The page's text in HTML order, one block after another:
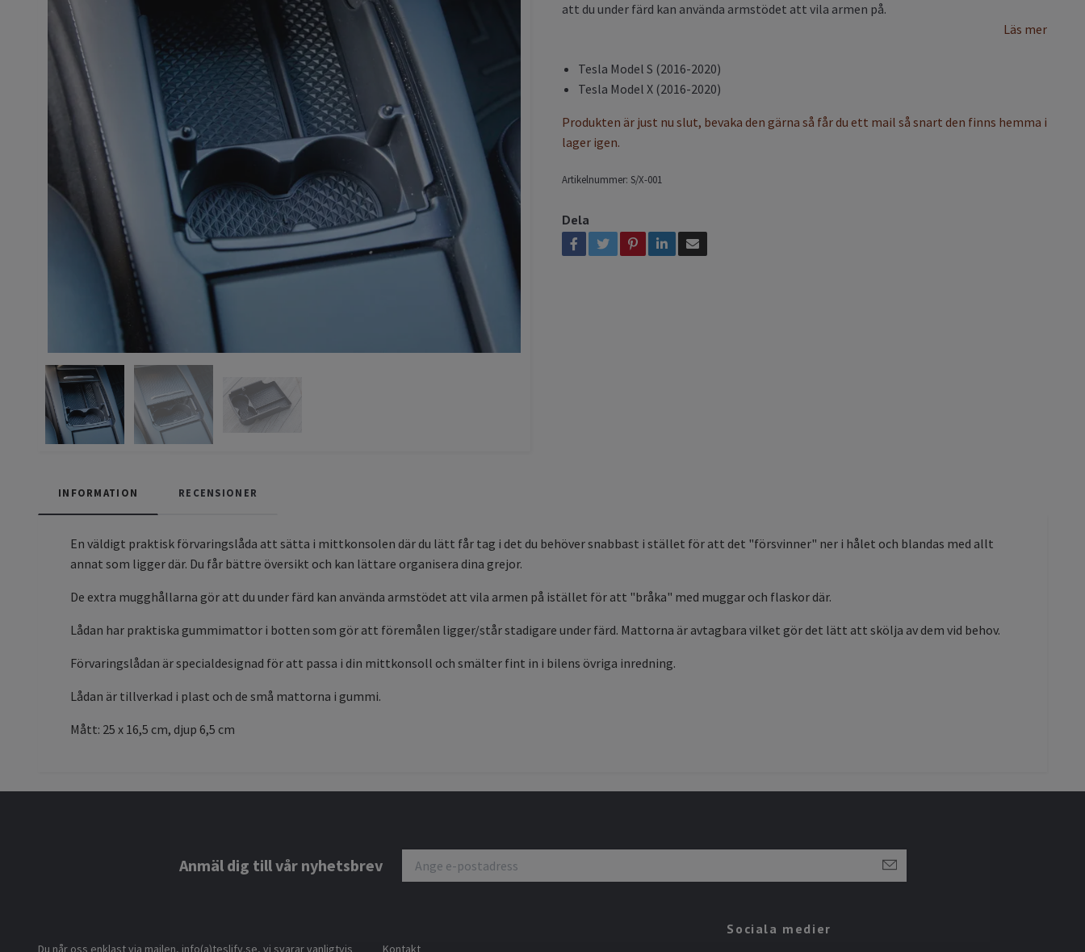
att du under färd kan använda armstödet att vila armen på.
Läs mer
Tesla Model S (2016-2020)
Tesla Model X (2016-2020)
Produkten är just nu slut, bevaka den gärna så får du ett mail så snart den finns hemma i
lager igen.
Artikelnummer: S/X-001
Dela
INFORMATION RECENSIONER
En väldigt praktisk förvaringslåda att sätta i mittkonsolen där du lätt får tag i det du behöver snabbast i stället för att det "försvinner" ner i hålet och blandas med allt
annat som ligger där. Du får bättre översikt och kan lättare organisera dina grejor.
De extra mugghållarna gör att du under färd kan använda armstödet att vila armen på istället för att "bråka" med muggar och flaskor där.
Lådan har praktiska gummimattor i botten som gör att föremålen ligger/står stadigare under färd. Mattorna är avtagbara vilket gör det lätt att skölja av dem vid behov.
Förvaringslådan är specialdesignad för att passa i din mittkonsoll och smälter fint in i bilens övriga inredning.
Lådan är tillverkad i plast och de små mattorna i gummi.
Mått: 25 x 16,5 cm, djup 6,5 cm
Anmäl dig till vår nyhetsbrev
Du når oss enklast via mailen, info(a)teslify.se, vi svarar vanligtvis Kontakt
Sociala medier